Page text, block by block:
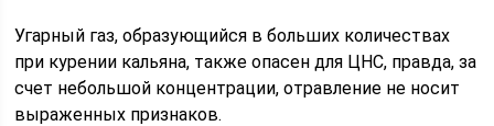
Угарный газ, образующийся в больших количествах
при курении кальяна, также опасен для ЦНС, правда, за
счет небольшой концентрации, отравление не носит
выраженных признаков.